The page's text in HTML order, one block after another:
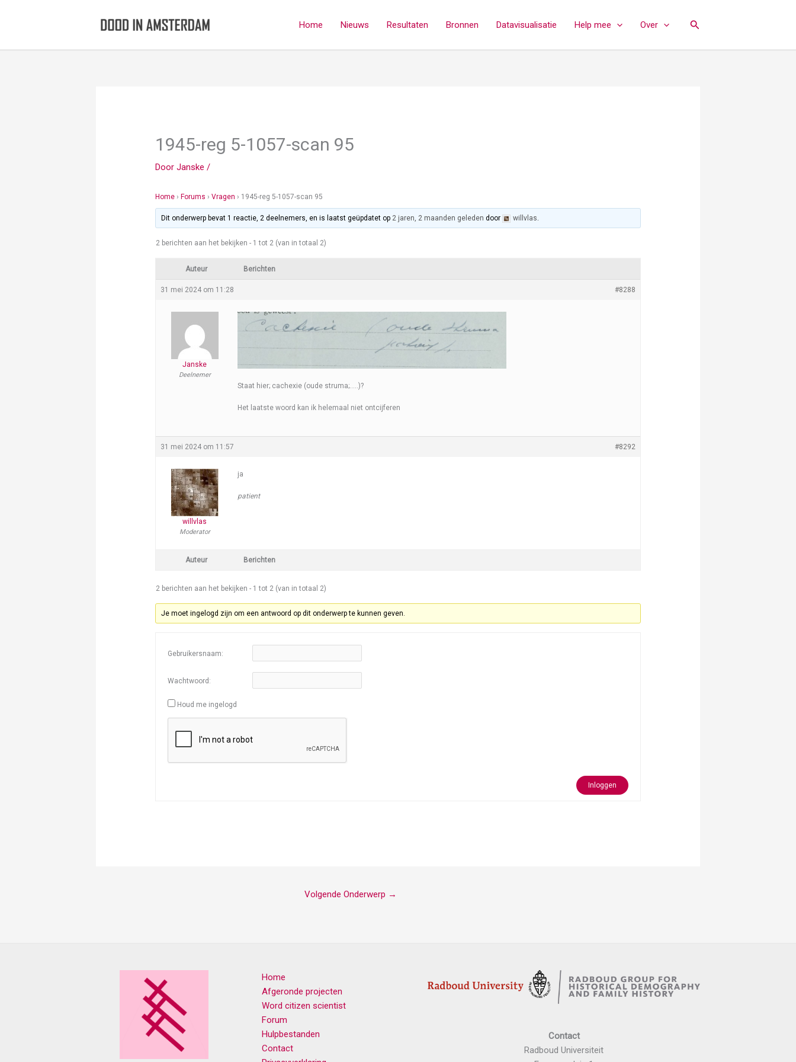
Home Nieuws Resultaten Bronnen Datavisualisatie Help mee Over Zoeken
1945-reg 5-1057-scan 95
DoorJanske/
Home › Forums › Vragen › 1945-reg 5-1057-scan 95
Dit onderwerp bevat 1 reactie, 2 deelnemers, en is laatst geüpdatet op 2 jaren, 2 maanden geleden door willvlas.
2 berichten aan het bekijken - 1 tot 2 (van in totaal 2)
Auteur Berichten
31 mei 2024 om 11:28 #8288
Janske
Deelnemer
Staat hier; cachexie (oude struma;…..)?
Het laatste woord kan ik helemaal niet ontcijferen
31 mei 2024 om 11:57 #8292
willvlas
Moderator
ja
patient
Auteur Berichten
2 berichten aan het bekijken - 1 tot 2 (van in totaal 2)
Je moet ingelogd zijn om een antwoord op dit onderwerp te kunnen geven.
Gebruikersnaam:
Wachtwoord:
Houd me ingelogd
Inloggen
Volgende Onderwerp →
Home
Afgeronde projecten
Word citizen scientist
Forum
Hulpbestanden
Contact
Contact
Radboud Universiteit